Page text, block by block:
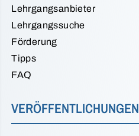
Lehrgangsanbieter
Lehrgangssuche
Förderung
Tipps
FAQ
VERÖFFENTLICHUNGEN